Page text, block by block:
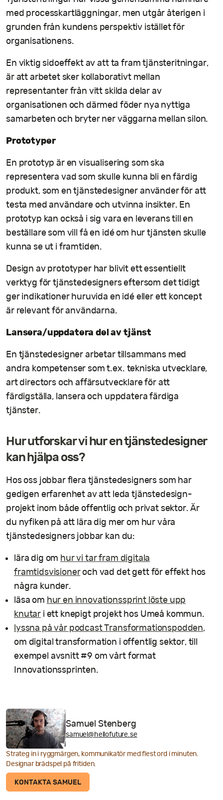
med processkartläggningar, men utgår återigen i
grunden från kundens perspektiv istället för
organisationens.
En viktig sidoeffekt av att ta fram tjänsteritningar,
är att arbetet sker kollaborativt mellan
representanter från vitt skilda delar av
organisationen och därmed föder nya nyttiga
samarbeten och bryter ner väggarna mellan silon.
Prototyper
En prototyp är en visualisering som ska
representera vad som skulle kunna bli en färdig
produkt, som en tjänstedesigner använder för att
testa med användare och utvinna insikter. En
prototyp kan också i sig vara en leverans till en
beställare som vill få en idé om hur tjänsten skulle
kunna se ut i framtiden.
Design av prototyper har blivit ett essentiellt
verktyg för tjänstedesigners eftersom det tidigt
ger indikationer huruvida en idé eller ett koncept
är relevant för användarna.
Lansera/uppdatera del av tjänst
En tjänstedesigner arbetar tillsammans med
andra kompetenser som t.ex. tekniska utvecklare,
art directors och affärsutvecklare för att
färdigställa, lansera och uppdatera färdiga
tjänster.
Hur utforskar vi hur en tjänstedesigner
kan hjälpa oss?
Hos oss jobbar flera tjänstedesigners som har
gedigen erfarenhet av att leda tjänstedesign-
projekt inom både offentlig och privat sektor. Är
du nyfiken på att lära dig mer om hur våra
tjänstedesigners jobbar kan du:
lära dig om hur vi tar fram digitala
framtidsvisioneroch vad det gett för effekt hos
några kunder.
läsa om hur en innovationssprint löste upp
knutar i ett knepigt projekt hos Umeå kommun.
lyssna på vår podcast Transformationspodden,
om digital transformation i offentlig sektor, till
exempel avsnitt #9 om vårt format
Innovationssprinten.
Strateg in i ryggmärgen, kommunikatör med flest ord i minuten.
Designar brädspel på fritiden.
KONTAKTA SAMUEL
Samuel Stenberg
samuel@hellofuture.se